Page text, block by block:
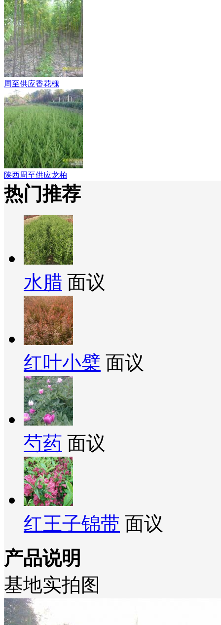
周至供应香花槐
陕西周至供应龙柏
热门推荐
水腊 面议
红叶小檗 面议
芍药 面议
红王子锦带 面议
产品说明
基地实拍图